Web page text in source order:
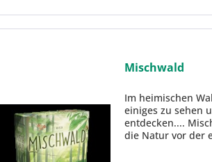
Mischwald
Im heimischen
einiges zu sehen
entdecken....
die Natur vor der